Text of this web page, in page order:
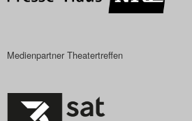
Medienpartner Theatertreffen